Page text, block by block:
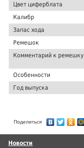
Цвет циферблата
Калибр
Запас хода
Ремешок
Комментарий к ремешку
Особенности
Год выпуска
Поделиться
Новости